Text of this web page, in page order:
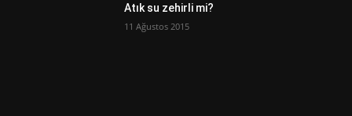
Atık su zehirli mi?
11 Ağustos 2015